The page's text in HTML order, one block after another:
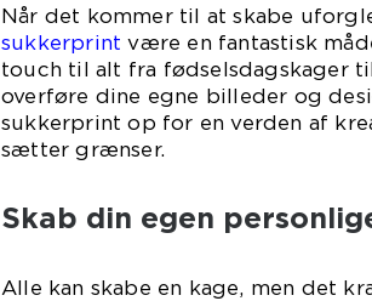
Når det kommer til at skabe
sukkerprint være en fantastisk
touch til alt fra fødselsdagskager
overføre dine egne billeder og
sukkerprint op for en verden af
sætter grænser.
Skab din egen
Alle kan skabe en kage, men det